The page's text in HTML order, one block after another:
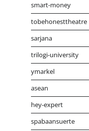
smart-money
tobehonesttheatre
sarjana
trilogi-university
ymarkel
asean
hey-expert
spabaansuerte